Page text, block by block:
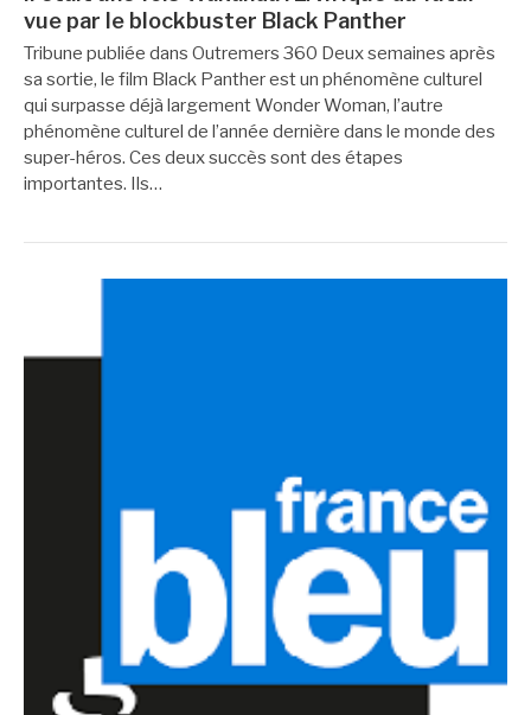
vue par le blockbuster Black Panther
Tribune publiée dans Outremers 360 Deux semaines après
sa sortie, le film Black Panther est un phénomène culturel
qui surpasse déjà largement Wonder Woman, l’autre
phénomène culturel de l’année dernière dans le monde des
super-héros. Ces deux succès sont des étapes
importantes. Ils…